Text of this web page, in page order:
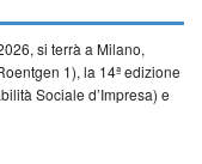
si terrà a Milano,
1), la 14ª edizione
Sociale d’Impresa) e